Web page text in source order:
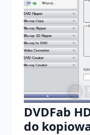
DVDFab
do